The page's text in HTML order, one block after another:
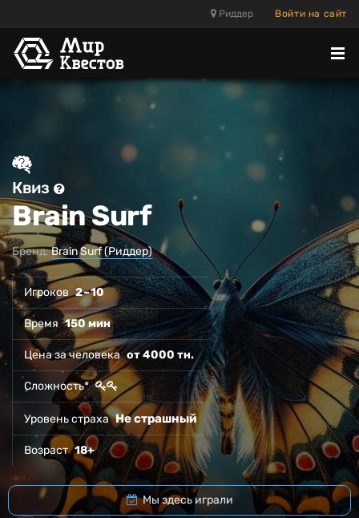
Риддер Войти на сайт
Квиз
Brain Surf
Бренд:Brain Surf (Риддер)
Игроков 2 – 10
Время 150 мин
Цена за человека от 4000 тн.
Сложность*
Уровень страха Не страшный
Возраст 18+
Мы здесь играли